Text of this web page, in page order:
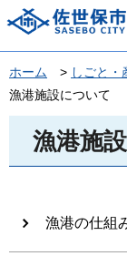
佐世保市
ホーム > しごと・
漁港施設について
漁港施
漁港の仕組